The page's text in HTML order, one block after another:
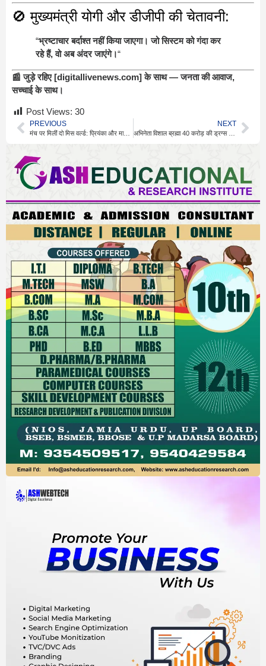
🚫 मुख्यमंत्री योगी और डीजीपी की चेतावनी:
“भ्रष्टाचार बर्दाश्त नहीं किया जाएगा। जो सिस्टम को गंदा कर
रहे हैं, वो अब अंदर जाएंगे।“
📰 जुड़े रहिए [digitallivenews.com] के साथ — जनता की आवाज,
सच्चाई के साथ।
Post Views: 30
PREVIOUS
मंच पर मिलीं दो मिस वर्ल्ड: प्रियंका और मानुषी का भावनात्मक मिलन
NEXT